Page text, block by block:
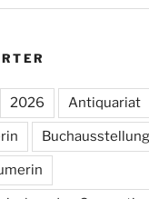
2026 Antiquariat
Buchausstellung